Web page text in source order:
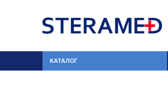
Перейти к основному содержанию
КАТАЛОГ